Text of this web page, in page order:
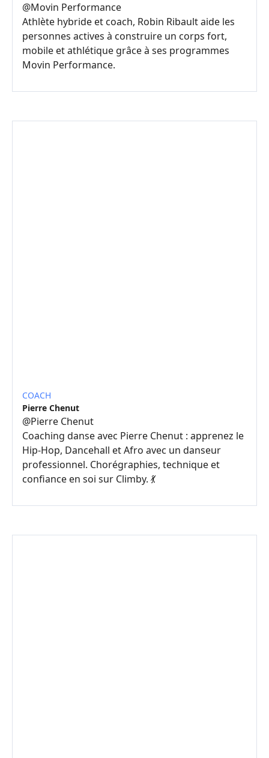
@Movin Performance
Athlète hybride et coach, Robin Ribault aide les
personnes actives à construire un corps fort,
mobile et athlétique grâce à ses programmes
Movin Performance.
COACH
Pierre Chenut
@Pierre Chenut
Coaching danse avec Pierre Chenut : apprenez le
Hip-Hop, Dancehall et Afro avec un danseur
professionnel. Chorégraphies, technique et
confiance en soi sur Climby. 💃